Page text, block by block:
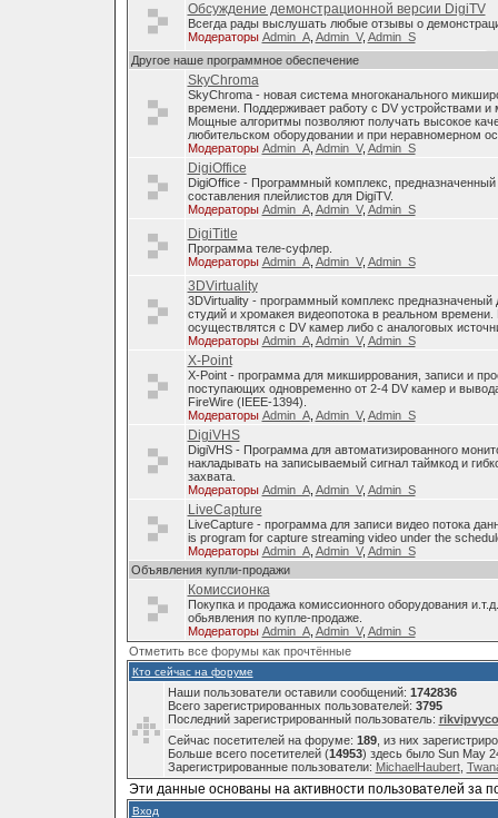
Обсуждение демонстрационной версии DigiTV
Всегда рады выслушать любые отзывы о
Модераторы Admin_A, Admin_V, Admin_S
Другое наше программное обеспечение
SkyChroma
SkyChroma - новая система многоканального
времени. Поддерживает работу с DV устройствами
Мощные алгоритмы позволяют получать высокое
любительском оборудовании и при неравномерном
Модераторы Admin_A, Admin_V, Admin_S
DigiOffice
DigiOffice - Программный комплекс, предназначенный
составления плейлистов для DigiTV.
Модераторы Admin_A, Admin_V, Admin_S
DigiTitle
Программа теле-суфлер.
Модераторы Admin_A, Admin_V, Admin_S
3DVirtuality
3DVirtuality - программный комплекс предназначеный
студий и хромакея видеопотока в реальном
осуществлятся с DV камер либо с аналоговых
Модераторы Admin_A, Admin_V, Admin_S
X-Point
X-Point - программа для микширрования, записи и
поступающих одновременно от 2-4 DV камер и
FireWire (IEEE-1394).
Модераторы Admin_A, Admin_V, Admin_S
DigiVHS
DigiVHS - Программа для автоматизированного
накладывать на записываемый сигнал таймкод и
захвата.
Модераторы Admin_A, Admin_V, Admin_S
LiveCapture
LiveCapture - программа для записи видео потока
is program for capture streaming video under the
Модераторы Admin_A, Admin_V, Admin_S
Объявления купли-продажи
Комиссионка
Покупка и продажа комиссионного оборудования
обьявления по купле-продаже.
Модераторы Admin_A, Admin_V, Admin_S
Отметить все форумы как прочтённые
Кто сейчас на форуме
Наши пользователи оставили сообщений: 1742836
Всего зарегистрированных пользователей: 3795
Последний зарегистрированный пользователь:
Сейчас посетителей на форуме: 189, из них
Больше всего посетителей (14953) здесь было Sun May
Зарегистрированные пользователи: MichaelHaubert,
Эти данные основаны на активности пользователей за
Вход